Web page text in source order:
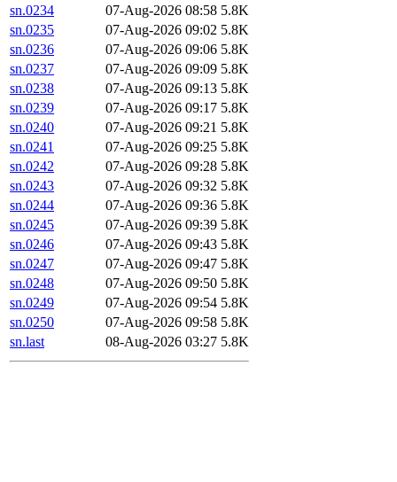
sn.0234
07-Aug-2026 08:58 5.8K
sn.0235
07-Aug-2026 09:02 5.8K
sn.0236
07-Aug-2026 09:06 5.8K
sn.0237
07-Aug-2026 09:09 5.8K
sn.0238
07-Aug-2026 09:13 5.8K
sn.0239
07-Aug-2026 09:17 5.8K
sn.0240
07-Aug-2026 09:21 5.8K
sn.0241
07-Aug-2026 09:25 5.8K
sn.0242
07-Aug-2026 09:28 5.8K
sn.0243
07-Aug-2026 09:32 5.8K
sn.0244
07-Aug-2026 09:36 5.8K
sn.0245
07-Aug-2026 09:39 5.8K
sn.0246
07-Aug-2026 09:43 5.8K
sn.0247
07-Aug-2026 09:47 5.8K
sn.0248
07-Aug-2026 09:50 5.8K
sn.0249
07-Aug-2026 09:54 5.8K
sn.0250
07-Aug-2026 09:58 5.8K
sn.last
08-Aug-2026 03:27 5.8K